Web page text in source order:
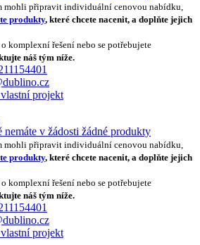
mohli připravit individuální cenovou nabídku,
produkty, které chcete nacenit, a doplňte jejich
komplexní řešení nebo se potřebujete
náš tým níže.
projekt
nemáte v žádosti žádné produkty
mohli připravit individuální cenovou nabídku,
produkty, které chcete nacenit, a doplňte jejich
komplexní řešení nebo se potřebujete
náš tým níže.
projekt